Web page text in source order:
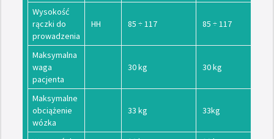
Wysokość
rączki do
prowadzenia
HH 85 ÷ 117 85 ÷ 117
Maksymalna
waga
pacjenta
30 kg 30 kg
Maksymalne
obciążenie
wózka
33 kg 33kg